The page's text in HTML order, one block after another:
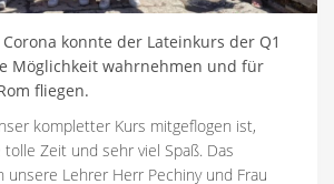
konnte der Lateinkurs der Q1
Möglichkeit wahrnehmen und für
fliegen.
kompletter Kurs mitgeflogen ist,
Zeit und sehr viel Spaß. Das
unsere Lehrer Herr Pechiny und Frau